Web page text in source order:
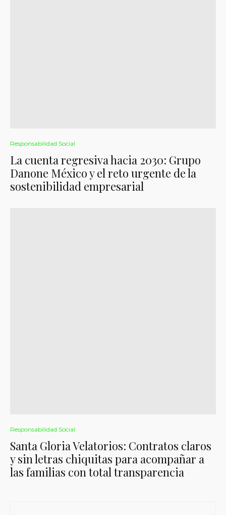
Responsabilidad Social
La cuenta regresiva hacia 2030: Grupo
Danone México y el reto urgente de la
sostenibilidad empresarial
Responsabilidad Social
Santa Gloria Velatorios: Contratos claros
y sin letras chiquitas para acompañar a
las familias con total transparencia